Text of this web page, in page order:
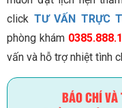
click TƯ VẤN TRỰC
phòng khám
vấn và hỗ trợ nhiệt tình
BÁO CHÍ VÀ